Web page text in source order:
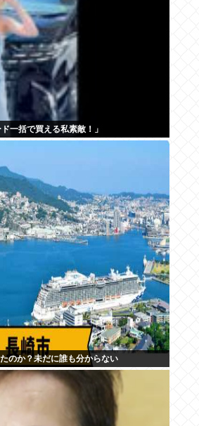
一括で買える私素敵！」
のか？未だに誰も分からない